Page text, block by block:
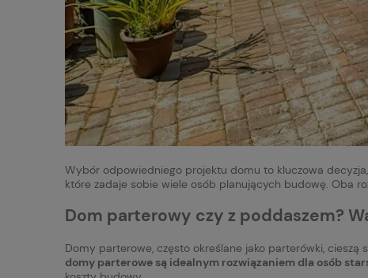
Wybór odpowiedniego projektu domu to kluczowa
które zadaje sobie wiele osób planujących budowę. Oba
Dom parterowy czy z poddaszem?
Domy parterowe, często określane jako parterówki,
domy parterowe są idealnym rozwiązaniem dla osób